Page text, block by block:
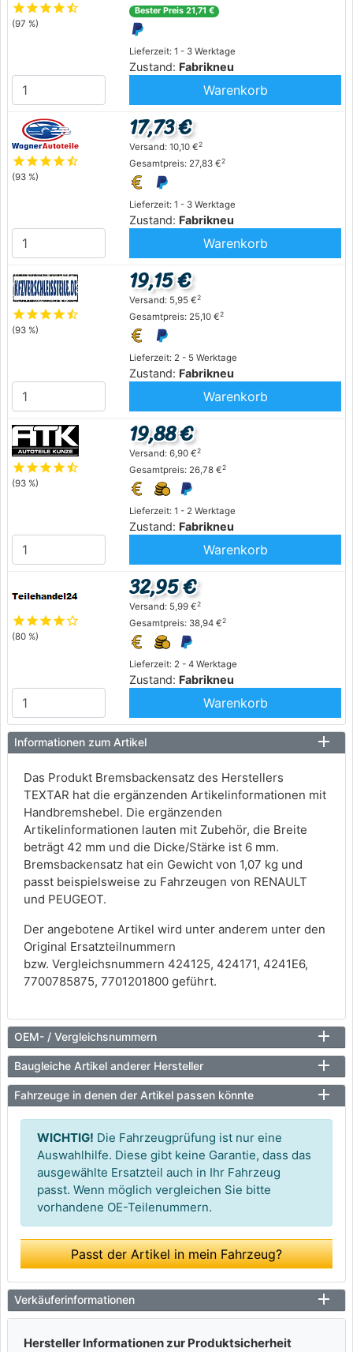
starstarstarstarstar_half
(97 %)
Lieferzeit: 1 - 3 Werktage
Zustand: Fabrikneu
Bester Preis 21,71 €
Warenkorb
starstarstarstarstar_half
(93 %)
Lieferzeit: 1 - 3 Werktage
Zustand: Fabrikneu
17,73 €
Versand: 10,10 €2
Gesamtpreis: 27,83 €2
Warenkorb
starstarstarstarstar_half
(93 %)
Lieferzeit: 2 - 5 Werktage
Zustand: Fabrikneu
19,15 €
Versand: 5,95 €2
Gesamtpreis: 25,10 €2
Warenkorb
starstarstarstarstar_half
(93 %)
Lieferzeit: 1 - 2 Werktage
Zustand: Fabrikneu
19,88 €
Versand: 6,90 €2
Gesamtpreis: 26,78 €2
Warenkorb
starstarstarstarstar_outline
(80 %)
Lieferzeit: 2 - 4 Werktage
Zustand: Fabrikneu
32,95 €
Versand: 5,99 €2
Gesamtpreis: 38,94 €2
Warenkorb
Informationen zum Artikel
Das Produkt Bremsbackensatz des Herstellers
TEXTAR hat die ergänzenden Artikelinformationen mit
Handbremshebel. Die ergänzenden
Artikelinformationen lauten mit Zubehör, die Breite
beträgt 42 mm und die Dicke/Stärke ist 6 mm.
Bremsbackensatz hat ein Gewicht von 1,07 kg und
passt beispielsweise zu Fahrzeugen von RENAULT
und PEUGEOT.
Der angebotene Artikel wird unter anderem unter den
Original Ersatzteilnummern
bzw. Vergleichsnummern 424125, 424171, 4241E6,
7700785875, 7701201800 geführt.
OEM- / Vergleichsnummern
Baugleiche Artikel anderer Hersteller
Fahrzeuge in denen der Artikel passen könnte
WICHTIG! Die Fahrzeugprüfung ist nur eine
Auswahlhilfe. Diese gibt keine Garantie, dass das
ausgewählte Ersatzteil auch in Ihr Fahrzeug
passt. Wenn möglich vergleichen Sie bitte
vorhandene OE-Teilenummern.
Passt der Artikel in mein Fahrzeug?
Verkäuferinformationen
Hersteller Informationen zur Produktsicherheit